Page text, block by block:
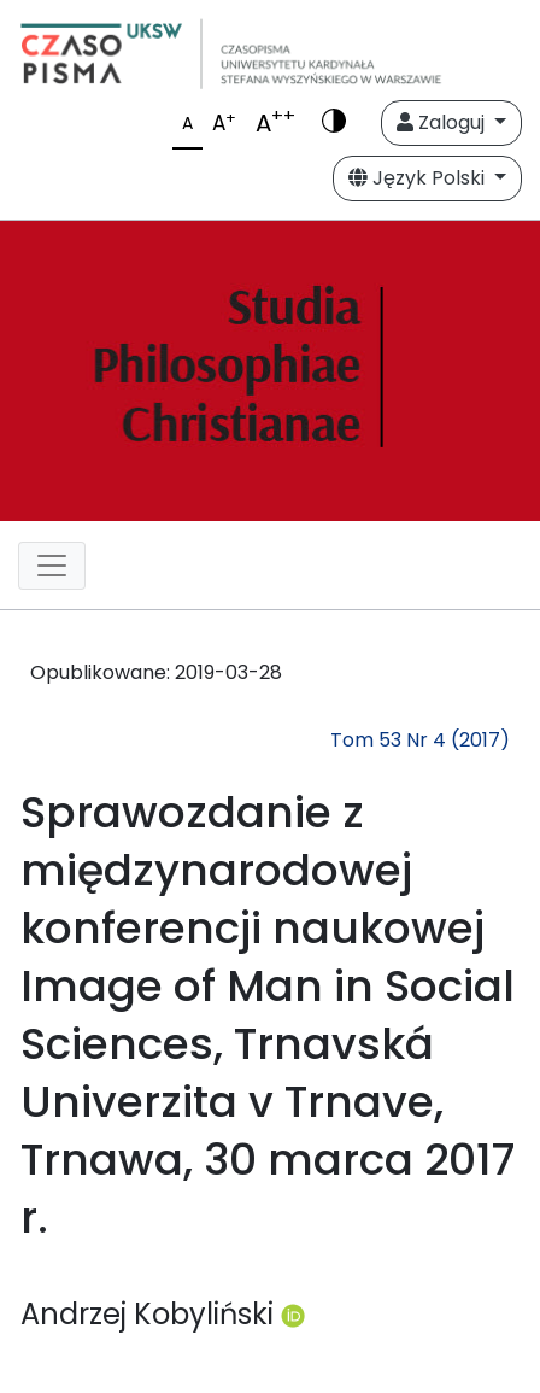
A A+ A++
Zaloguj
Język Polski
Opublikowane: 2019-03-28
Tom 53 Nr 4 (2017)
Sprawozdanie z
międzynarodowej
konferencji naukowej
Image of Man in Social
Sciences, Trnavská
Univerzita v Trnave,
Trnawa, 30 marca 2017
r.
Andrzej Kobyliński